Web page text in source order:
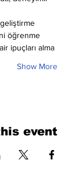
öğrenme
ipuçları alma
Show More
event